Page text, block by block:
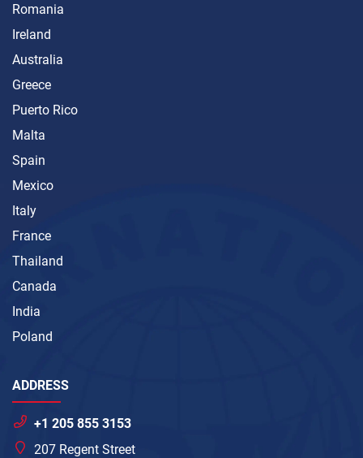
Romania
Ireland
Australia
Greece
Puerto Rico
Malta
Spain
Mexico
Italy
France
Thailand
Canada
India
Poland
ADDRESS
+1 205 855 3153
207 Regent Street